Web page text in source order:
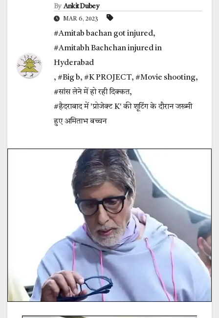
By Ankit Dubey
MAR 6, 2023
#Amitab bachan got injured,
#Amitabh Bachchan injured in
Hyderabad
, #Big b, #K PROJECT, #Movie shooting,
#सांस लेने में हो रही दिक्कत,
#हैदराबाद में 'प्रोजेक्ट K' की शूटिंग के दौरान जख्मी
हुए अमिताभ बच्चन